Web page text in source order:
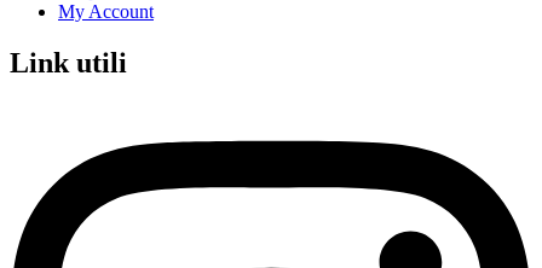
My Account
Link utili